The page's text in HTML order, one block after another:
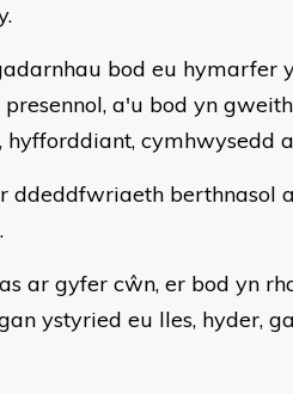
bod eu hymarfer
a'u bod yn
cymhwysedd
berthnasol
ar gyfer cŵn, er bod yn
ystyried eu lles, hyder,